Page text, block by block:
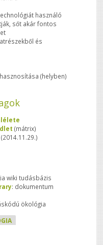
használó
sőt akár fontos
és
(helyben)
(mátrix)
(2014.11.29.)
wiki tudásbázis
: dokumentum
ökológia